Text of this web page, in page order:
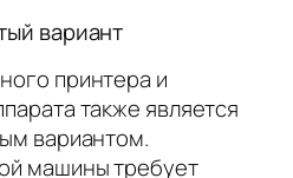
вариант
принтера и
также является
вариантом.
машины требует